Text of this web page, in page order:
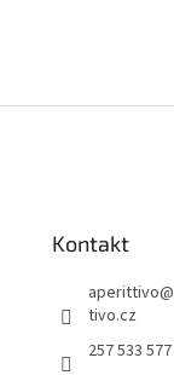
Kontakt
aperittivo@
tivo.cz
257 533 577